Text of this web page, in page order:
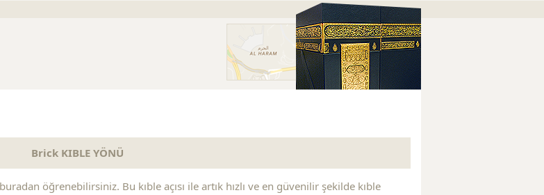
Brick KIBLE YÖNÜ
öğrenebilirsiniz. Bu kıble açısı ile artık hızlı ve en güvenilir şekilde kıble